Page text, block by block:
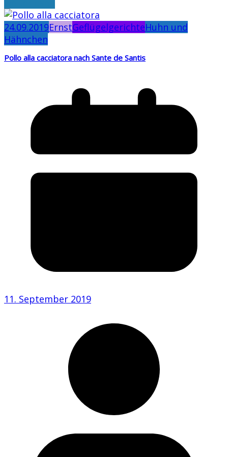
24.09.2019ErnstGeflügelgerichteHuhn und
Hähnchen
Pollo alla cacciatora nach Sante de Santis
11. September 2019